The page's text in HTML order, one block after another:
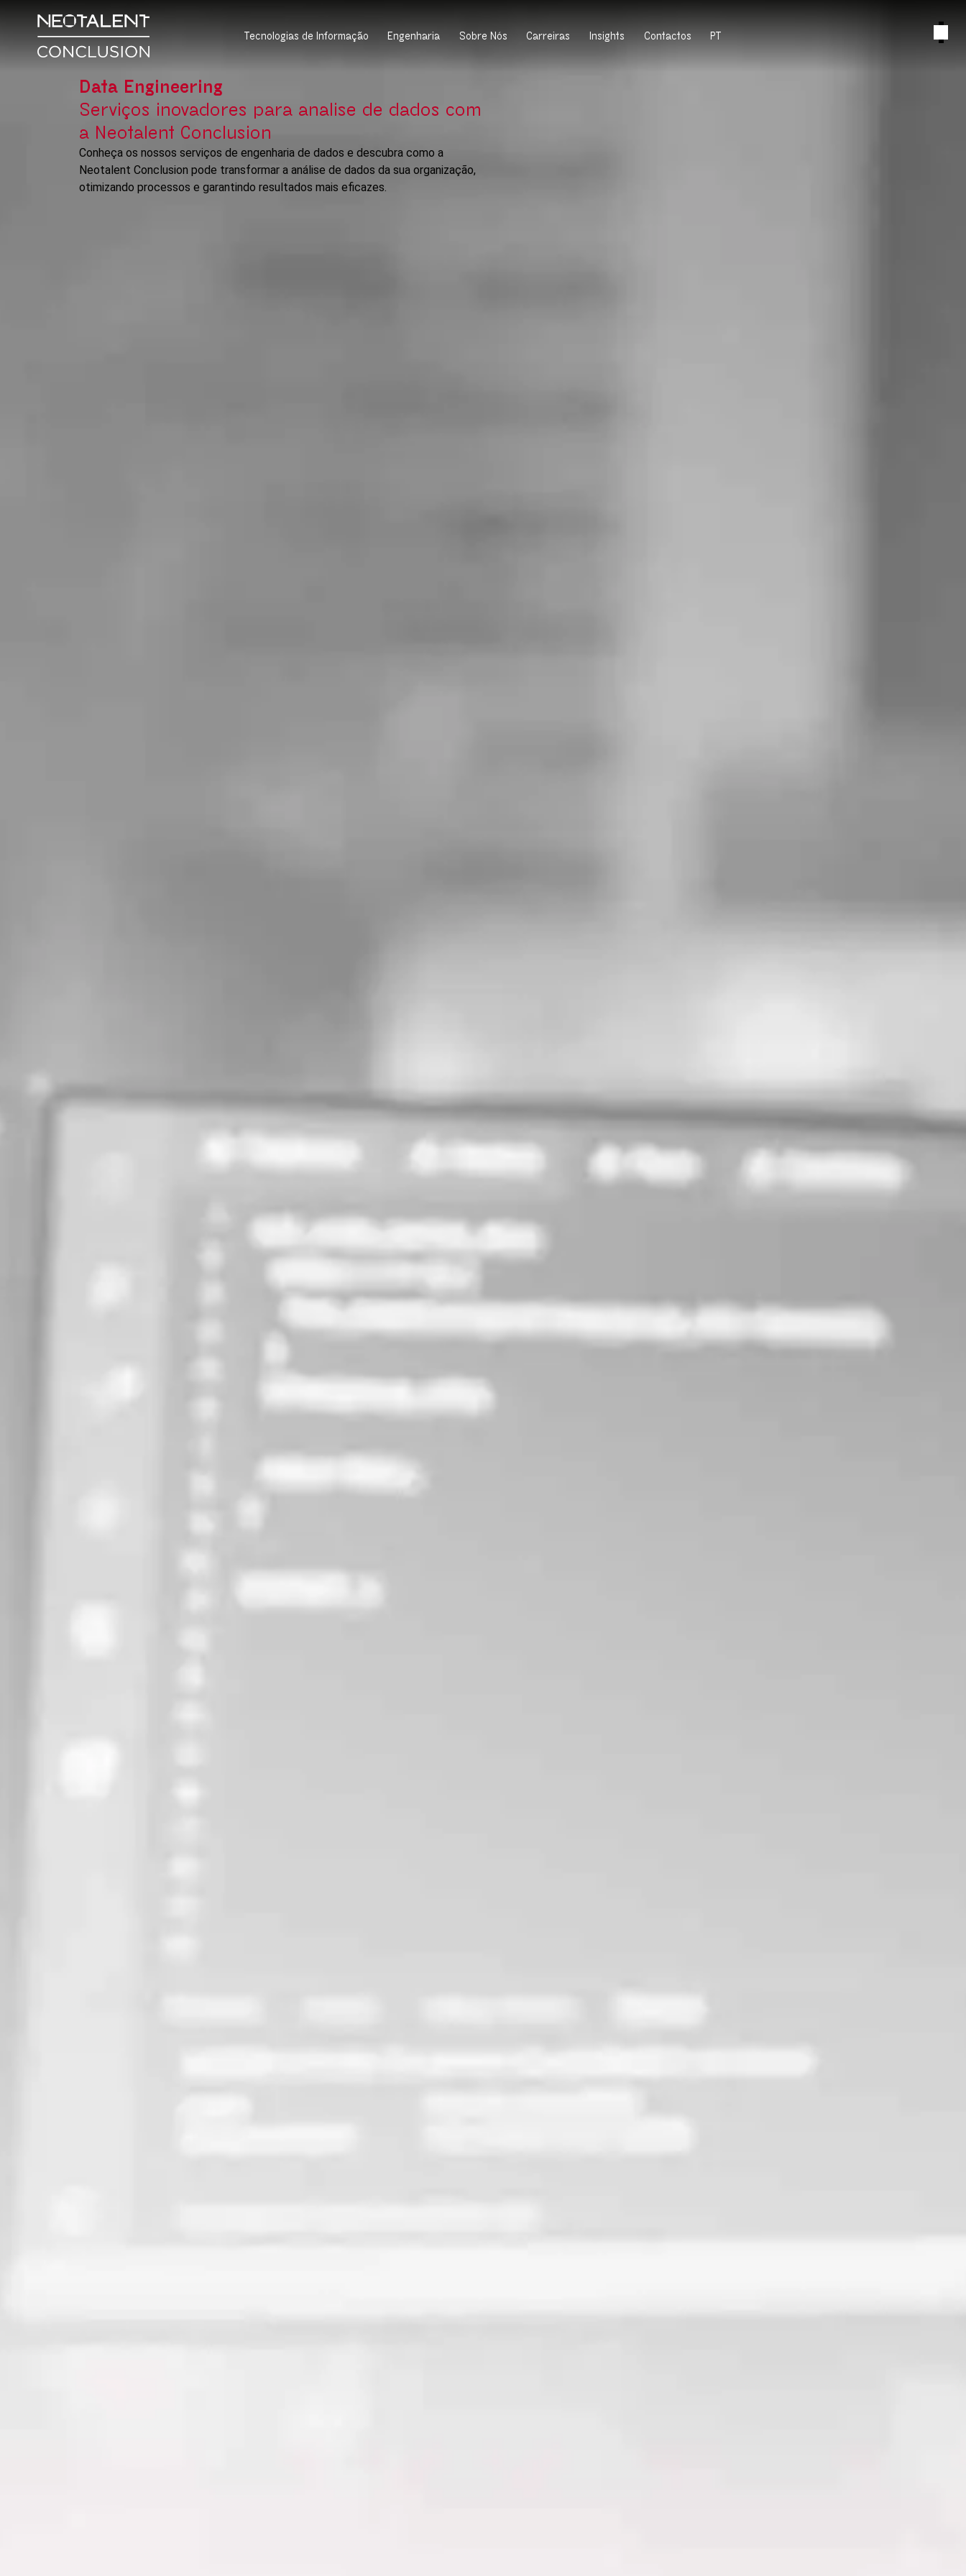
Tecnologias de Informação Engenharia Sobre Nós Carreiras Insights Contactos PT
Data Engineering
Serviços inovadores para analise de dados com
a Neotalent Conclusion
Conheça os nossos serviços de engenharia de dados e descubra como a
Neotalent Conclusion pode transformar a análise de dados da sua organização,
otimizando processos e garantindo resultados mais eficazes.